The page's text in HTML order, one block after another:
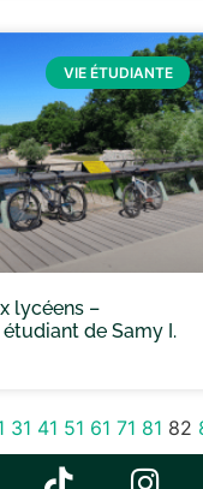
VIE ÉTUDIANTE
lycéens –
de Samy I.
31 41 51 61 71 81 82